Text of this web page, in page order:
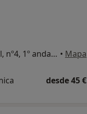
Praça Marquês de Pombal, nº4, 1º andar, sala 4, Aveiro • Mapa
desde 45 €